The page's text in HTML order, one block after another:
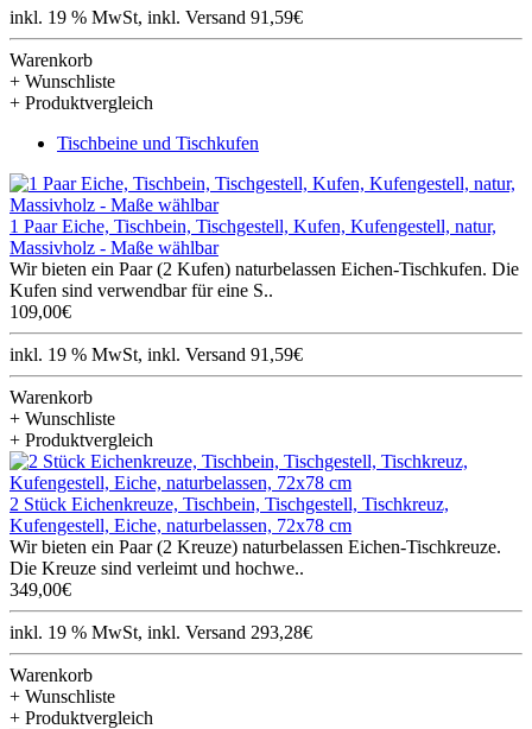
inkl. 19 % MwSt, inkl. Versand 91,59€
Warenkorb
+ Wunschliste
+ Produktvergleich
Tischbeine und Tischkufen
1 Paar Eiche, Tischbein, Tischgestell, Kufen, Kufengestell, natur,
Massivholz - Maße wählbar
Wir bieten ein Paar (2 Kufen) naturbelassen Eichen-Tischkufen. Die
Kufen sind verwendbar für eine S..
109,00€
inkl. 19 % MwSt, inkl. Versand 91,59€
Warenkorb
+ Wunschliste
+ Produktvergleich
2 Stück Eichenkreuze, Tischbein, Tischgestell, Tischkreuz,
Kufengestell, Eiche, naturbelassen, 72x78 cm
Wir bieten ein Paar (2 Kreuze) naturbelassen Eichen-Tischkreuze.
Die Kreuze sind verleimt und hochwe..
349,00€
inkl. 19 % MwSt, inkl. Versand 293,28€
Warenkorb
+ Wunschliste
+ Produktvergleich